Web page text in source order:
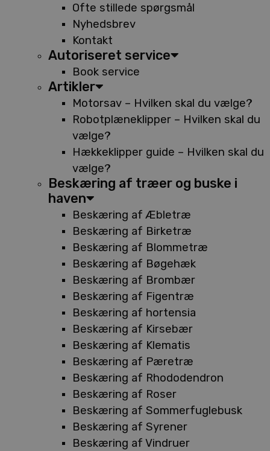
Ofte stillede spørgsmål
Nyhedsbrev
Kontakt
Autoriseret service
Book service
Artikler
Motorsav – Hvilken skal du vælge?
Robotplæneklipper – Hvilken skal du
vælge?
Hækkeklipper guide – Hvilken skal du
vælge?
Beskæring af træer og buske i
haven
Beskæring af Æbletræ
Beskæring af Birketræ
Beskæring af Blommetræ
Beskæring af Bøgehæk
Beskæring af Brombær
Beskæring af Figentræ
Beskæring af hortensia
Beskæring af Kirsebær
Beskæring af Klematis
Beskæring af Pæretræ
Beskæring af Rhododendron
Beskæring af Roser
Beskæring af Sommerfuglebusk
Beskæring af Syrener
Beskæring af Vindruer